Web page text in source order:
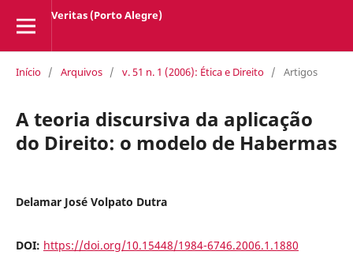
Veritas (Porto Alegre)
Início / Arquivos / v. 51 n. 1 (2006): Ética e Direito / Artigos
A teoria discursiva da aplicação
do Direito: o modelo de Habermas
Delamar José Volpato Dutra
DOI: https://doi.org/10.15448/1984-6746.2006.1.1880